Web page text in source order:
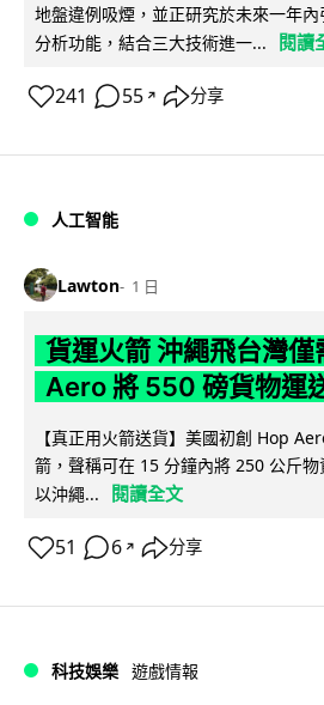
地盤違例吸煙，並正研究於未來一年
分析功能，結合三大技術進一...
閱讀
241 55 ↗ 分享
人工智能
Lawton 1 日
貨運火箭 沖繩飛台灣僅
Aero 將 550 磅貨物運
【真正用火箭送貨】美國初創 Hop
箭，聲稱可在 15 分鐘內將 250 公斤
以沖繩...
閱讀全文
51 6 ↗ 分享
科技娛樂 遊戲情報